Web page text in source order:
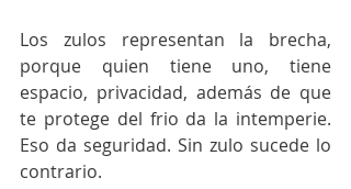
Los zulos representan la brecha,
porque quien tiene uno, tiene
espacio, privacidad, además de que
te protege del frio da la intemperie.
Eso da seguridad. Sin zulo sucede lo
contrario.